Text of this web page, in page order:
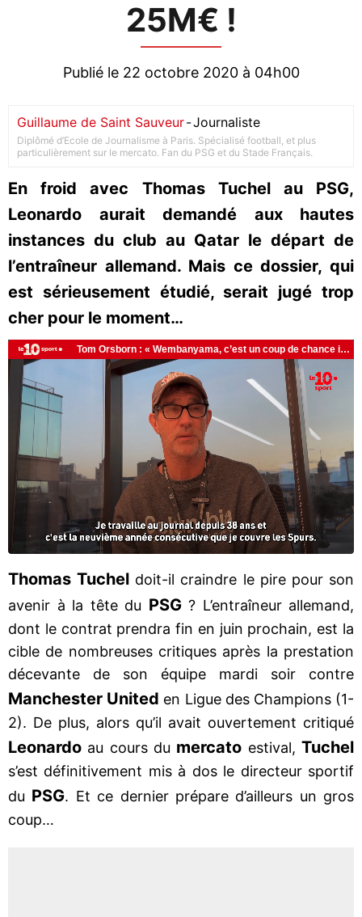
25M€ !
Publié le 22 octobre 2020 à 04h00
Guillaume de Saint Sauveur-Journaliste
Diplômé d’Ecole de Journalisme à Paris. Spécialisé football, et plus
particulièrement sur le mercato. Fan du PSG et du Stade Français.
En froid avec Thomas Tuchel au PSG,
Leonardo aurait demandé aux hautes
instances du club au Qatar le départ de
l’entraîneur allemand. Mais ce dossier, qui
est sérieusement étudié, serait jugé trop
cher pour le moment…
Thomas Tuchel doit-il craindre le pire pour son
avenir à la tête du PSG? L’entraîneur allemand,
dont le contrat prendra fin en juin prochain, est la
cible de nombreuses critiques après la prestation
décevante de son équipe mardi soir contre
Manchester United en Ligue des Champions (1-
2). De plus, alors qu’il avait ouvertement critiqué
Leonardo au cours du mercato estival,Tuchel
s’est définitivement mis à dos le directeur sportif
du PSG. Et ce dernier prépare d’ailleurs un gros
coup…